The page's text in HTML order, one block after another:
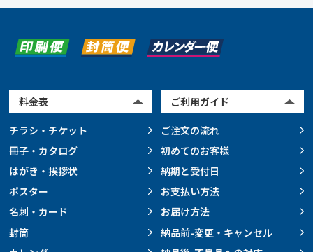
料金表
チラシ・チケット
冊子・カタログ
はがき・挨拶状
ポスター
名刺・カード
封筒
ご利用ガイド
ご注文の流れ
初めてのお客様
納期と受付日
お支払い方法
お届け方法
納品前-変更・キャンセル